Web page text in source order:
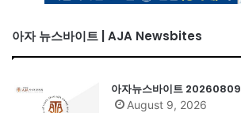
아자 뉴스바이트 | AJA Newsbites
아자뉴스바이트 20260809
August 9, 2026